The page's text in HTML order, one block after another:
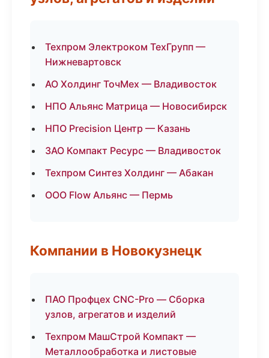
Техпром Электроком ТехГрупп —
Нижневартовск
АО Холдинг ТочМех — Владивосток
НПО Альянс Матрица — Новосибирск
НПО Precision Центр — Казань
ЗАО Компакт Ресурс — Владивосток
Техпром Синтез Холдинг — Абакан
ООО Flow Альянс — Пермь
Компании в Новокузнецк
ПАО Профцех CNC-Pro — Сборка
узлов, агрегатов и изделий
Техпром МашСтрой Компакт —
Металлообработка и листовые